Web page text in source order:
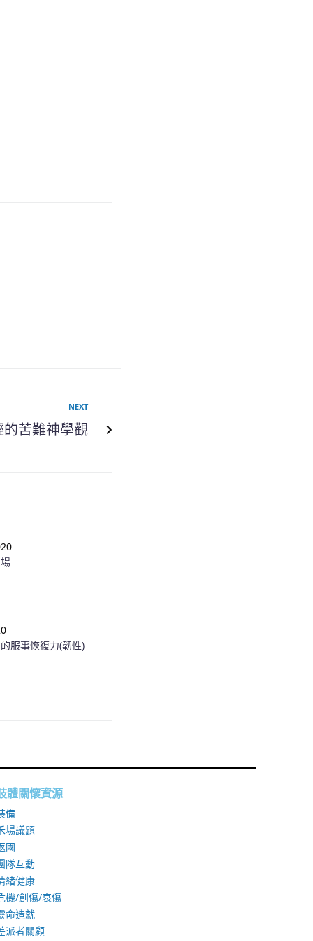
NEXT
苦難神學觀
服事恢復力(韌性)
體關懷資源
備
場議題
國
隊互動
緒健康
機/創傷/哀傷
命造就
派者關顧